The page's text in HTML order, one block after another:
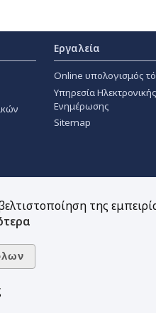
Εργαλεία
Online υπολογισμός
Υπηρεσία Ηλεκτρονικής
Ενημέρωσης
Sitemap
της